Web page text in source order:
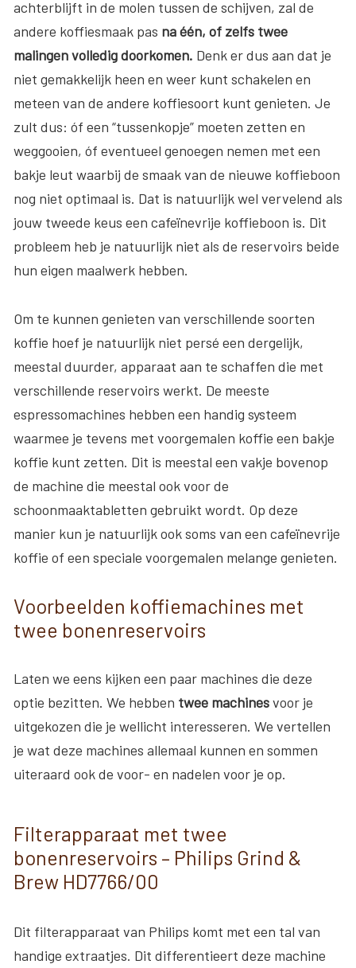
achterblijft in de molen tussen de schijven, zal de
andere koffiesmaak pas na één, of zelfs twee
malingen volledig doorkomen. Denk er dus aan dat je
niet gemakkelijk heen en weer kunt schakelen en
meteen van de andere koffiesoort kunt genieten. Je
zult dus: óf een “tussenkopje” moeten zetten en
weggooien, óf eventueel genoegen nemen met een
bakje leut waarbij de smaak van de nieuwe koffieboon
nog niet optimaal is. Dat is natuurlijk wel vervelend als
jouw tweede keus een cafeïnevrije koffieboon is. Dit
probleem heb je natuurlijk niet als de reservoirs beide
hun eigen maalwerk hebben.
Om te kunnen genieten van verschillende soorten
koffie hoef je natuurlijk niet persé een dergelijk,
meestal duurder, apparaat aan te schaffen die met
verschillende reservoirs werkt. De meeste
espressomachines hebben een handig systeem
waarmee je tevens met voorgemalen koffie een bakje
koffie kunt zetten. Dit is meestal een vakje bovenop
de machine die meestal ook voor de
schoonmaaktabletten gebruikt wordt. Op deze
manier kun je natuurlijk ook soms van een cafeïnevrije
koffie of een speciale voorgemalen melange genieten.
Voorbeelden koffiemachines met
twee bonenreservoirs
Laten we eens kijken een paar machines die deze
optie bezitten. We hebben twee machinesvoor je
uitgekozen die je wellicht interesseren. We vertellen
je wat deze machines allemaal kunnen en sommen
uiteraard ook de voor- en nadelen voor je op.
Filterapparaat met twee
bonenreservoirs – Philips Grind &
Brew HD7766/00
Dit filterapparaat van Philips komt met een tal van
handige extraatjes. Dit differentieert deze machine